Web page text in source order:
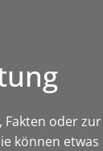
oder
können